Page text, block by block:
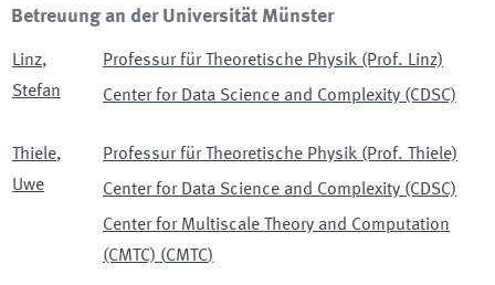
Betreuung an der Universität Münster
Linz,
Stefan
Professur für Theoretische Physik (Prof. Linz)
Center for Data Science and Complexity (CDSC)
Thiele,
Uwe
Professur für Theoretische Physik (Prof. Thiele)
Center for Data Science and Complexity (CDSC)
Center for Multiscale Theory and Computation
(CMTC) (CMTC)